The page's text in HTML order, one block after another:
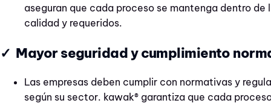
aseguran que cada proceso se mantenga dentro de
calidad y requeridos.
✓ Mayor seguridad y cumplimiento
Las empresas deben cumplir con normativas y
según su sector. kawak® garantiza que cada